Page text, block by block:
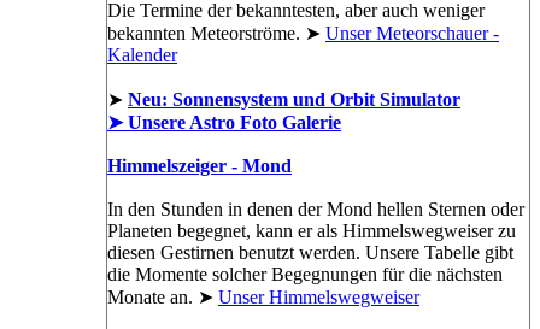
Die Termine der bekanntesten, aber auch weniger
bekannten Meteorströme. ➤ Unser Meteorschauer -
Kalender
➤ Neu: Sonnensystem und Orbit Simulator
➤ Unsere Astro Foto Galerie
Himmelszeiger - Mond
In den Stunden in denen der Mond hellen Sternen oder
Planeten begegnet, kann er als Himmelswegweiser zu
diesen Gestirnen benutzt werden. Unsere Tabelle gibt
die Momente solcher Begegnungen für die nächsten
Monate an. ➤ Unser Himmelswegweiser